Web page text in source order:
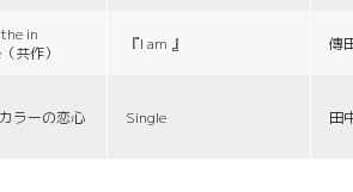
in
共作）
『I am 』 傳
ラーの恋心 Single 田